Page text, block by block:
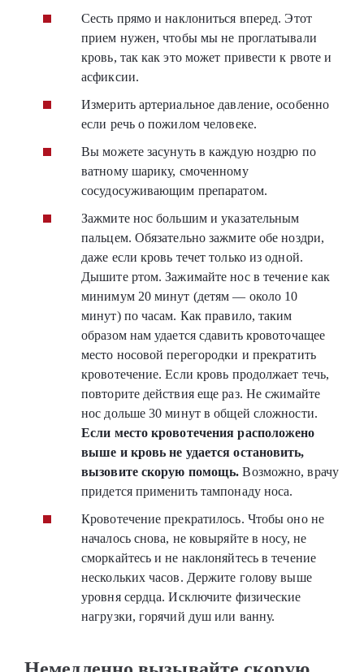
Сесть прямо и наклониться вперед. Этот
прием нужен, чтобы мы не проглатывали
кровь, так как это может привести к рвоте и
асфиксии.
Измерить артериальное давление, особенно
если речь о пожилом человеке.
Вы можете засунуть в каждую ноздрю по
ватному шарику, смоченному
сосудосуживающим препаратом.
Зажмите нос большим и указательным
пальцем. Обязательно зажмите обе ноздри,
даже если кровь течет только из одной.
Дышите ртом. Зажимайте нос в течение как
минимум 20 минут (детям — около 10
минут) по часам. Как правило, таким
образом нам удается сдавить кровоточащее
место носовой перегородки и прекратить
кровотечение. Если кровь продолжает течь,
повторите действия еще раз. Не сжимайте
нос дольше 30 минут в общей сложности.
Если место кровотечения расположено
выше и кровь не удается остановить,
вызовите скорую помощь. Возможно, врачу
придется применить тампонаду носа.
Кровотечение прекратилось. Чтобы оно не
началось снова, не ковыряйте в носу, не
сморкайтесь и не наклоняйтесь в течение
нескольких часов. Держите голову выше
уровня сердца. Исключите физические
нагрузки, горячий душ или ванну.